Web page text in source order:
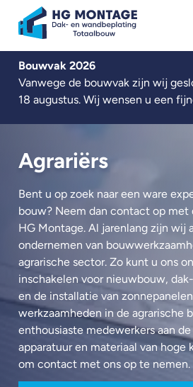
Bouwvak 2026
Vanwege de bouwvak zijn wij
18 augustus. Wij wensen u een
Agrariërs
Bent u op zoek naar een ware
bouw? Neem dan contact op met
HG Montage. Al jarenlang zijn wij
ondernemen van
agrarische sector. Zo kunt u ons
inschakelen voor nieuwbouw,
en de installatie van
werkzaamheden in de agrarische
enthousiaste medewerkers aan
apparatuur en materiaal van
om contact met ons op te nemen.
Over ons
Kennisbank
Nieuwbouw
Renovatie
Zonnepanelen
Projecten
Nieuws
Offerte aanvragen